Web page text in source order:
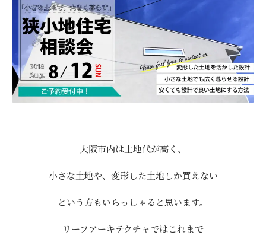
大阪市内は土地代が高く、
小さな土地や、変形した土地しか買えない
という方もいらっしゃると思います。
リーフアーキテクチャではこれまで